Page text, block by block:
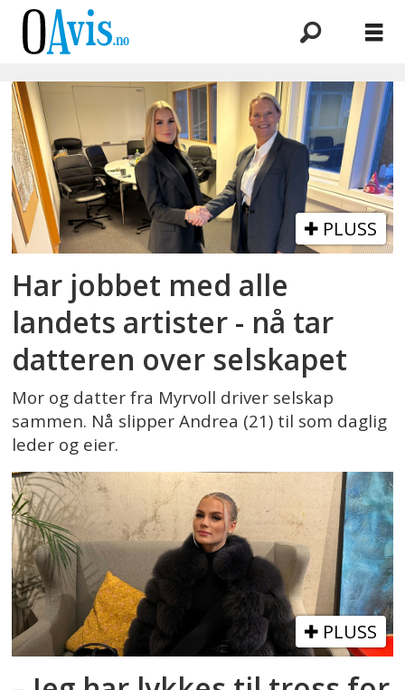
Emne:
andrea
olsbø
PLUSS
Har jobbet med alle
landets artister - nå tar
datteren over selskapet
Mor og datter fra Myrvoll driver selskap
sammen. Nå slipper Andrea (21) til som daglig
leder og eier.
PLUSS